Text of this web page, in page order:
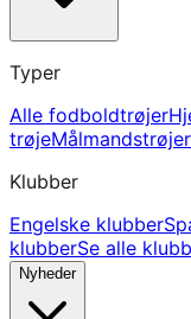
Typer
Alle fodboldtrøjer
trøjeMålmandstrøjer
Klubber
Engelske klubber
klubberSe alle
Nyheder